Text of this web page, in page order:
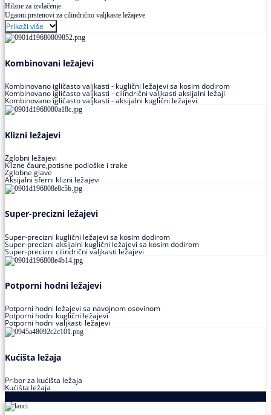
Hilzne za izvlačenje
Ugaoni prstenovi za cilindrično valjkaste ležajeve
Prikaži više
Kombinovani ležajevi
Kombinovano igličasto valjkasti - kuglični ležajevi sa kosim dodirom
Kombinovano igličasto valjkasti - cilindrični valjkasti aksijalni ležaji
Kombinovano igličasto valjkasti - aksijalni kuglični ležajevi
Klizni ležajevi
Zglobni ležajevi
Klizne čaure,potisne podloške i trake
Zglobne glave
Aksijalni sferni klizni ležajevi
Super-precizni ležajevi
Super-precizni kuglični ležajevi sa kosim dodirom
Super-precizni aksijalni kuglični ležajevi sa kosim dodirom
Super-precizni cilindrični valjkasti ležajevi
Potporni hodni ležajevi
Potporni hodni ležajevi sa navojnom osovinom
Potporni hodni kuglični ležajevi
Potporni hodni valjkasti ležajevi
Kućišta ležaja
Pribor za kućišta ležaja
Kućišta ležaja